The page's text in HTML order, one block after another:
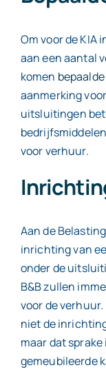
Om voor de KIA
aan een aantal
komen
aanmerking
uitsluitingen
voor verhuur.
Aan de
inrichting van
onder de
B&B zullen
voor de
niet de
maar dat
gemeubileerde